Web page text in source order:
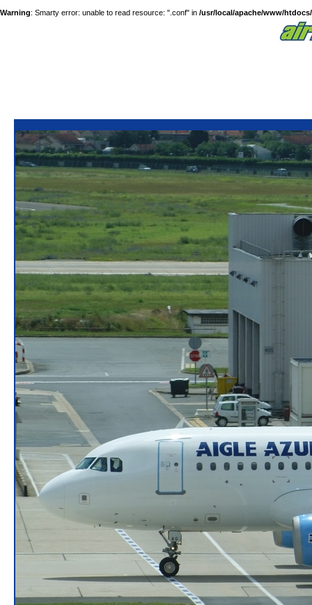
Warning: Smarty error: unable to read resource: ".conf" in /usr/local/apache/www/